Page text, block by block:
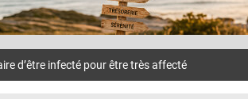
d’être infecté pour être très affecté